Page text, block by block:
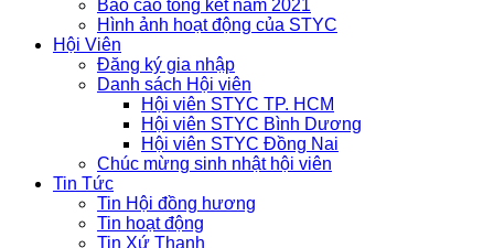
Báo cáo tổng kết năm 2021
Hình ảnh hoạt động của STYC
Hội Viên
Đăng ký gia nhập
Danh sách Hội viên
Hội viên STYC TP. HCM
Hội viên STYC Bình Dương
Hội viên STYC Đồng Nai
Chúc mừng sinh nhật hội viên
Tin Tức
Tin Hội đồng hương
Tin hoạt động
Tin Xứ Thanh